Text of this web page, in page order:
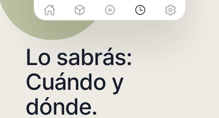
Lo sabrás:
Cuándo y
dónde.